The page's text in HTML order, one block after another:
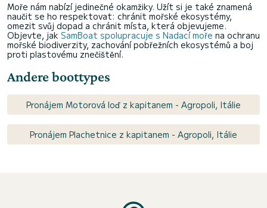
Moře nám nabízí jedinečné okamžiky. Užít si je také znamená
naučit se ho respektovat: chránit mořské ekosystémy,
omezit svůj dopad a chránit místa, která objevujeme.
Objevte, jak SamBoat spolupracuje s Nadací moře na ochranu
mořské biodiverzity, zachování pobřežních ekosystémů a boj
proti plastovému znečištění.
Andere boottypes
Pronájem Motorová loď z kapitanem - Agropoli, Itálie
Pronájem Plachetnice z kapitanem - Agropoli, Itálie